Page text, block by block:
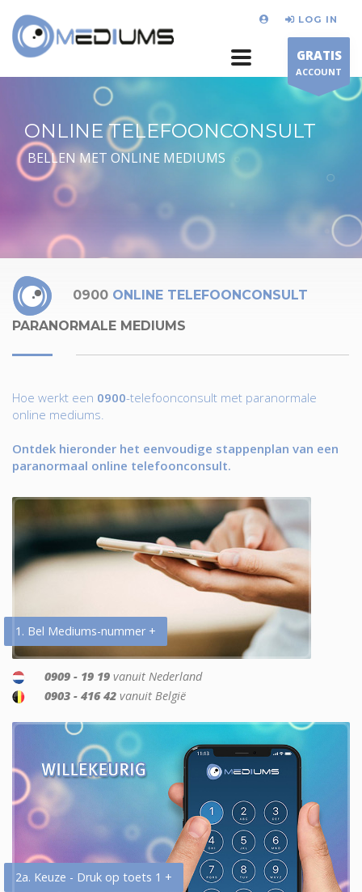
LOG IN
GRATIS
ACCOUNT
ONLINE TELEFOONCONSULT
BELLEN MET ONLINE MEDIUMS
0900 ONLINE TELEFOONCONSULT
PARANORMALE MEDIUMS
Hoe werkt een 0900-telefoonconsult met paranormale
online mediums.
Ontdek hieronder het eenvoudige stappenplan van een
paranormaal online telefoonconsult.
1. Bel Mediums-nummer +
0909 - 19 19 vanuit Nederland
0903 - 416 42 vanuit België
2a. Keuze - Druk op toets 1 +